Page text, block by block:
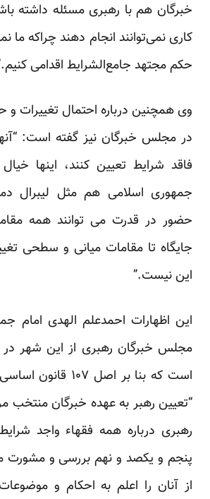
خبرگان هم با رهبری مسئله داشته
کاری نمی‌توانند انجام دهند چراکه ما
حکم مجتهد جامع‌الشرایط اقدامی
وی همچنین درباره احتمال تغییرات و
در مجلس خبرگان نیز گفته است:
فاقد شرایط تعیین کنند، اینها
جمهوری اسلامی هم مثل لیبرال
حضور در قدرت می توانند همه
جایگاه تا مقامات میانی و سطحی
این نیست.”
این اظهارات احمدعلم الهدی
مجلس خبرگان رهبری از این شهر
است که بنا بر اصل
“تعیین رهبر به عهده خبرگان منتخب
رهبری درباره همه فقهاء واجد
پنجم و یکصد و نهم بررسی و مشورت
از آنان را اعلم به احکام و